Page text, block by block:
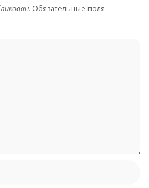
Обязательные поля